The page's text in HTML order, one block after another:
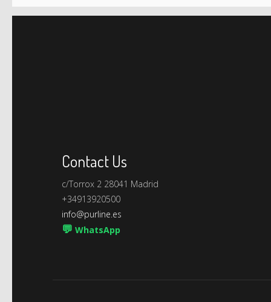
Contact Us
c/Torrox 2 28041 Madrid
+34913920500
info@purline.es
💬 WhatsApp